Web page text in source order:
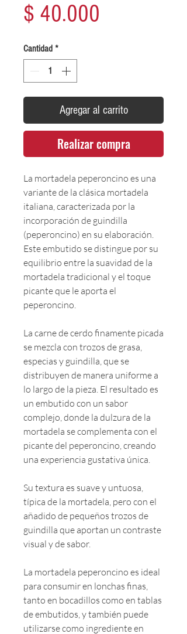
$ 40.000
Cantidad *
Agregar al carrito
Realizar compra
La mortadela peperoncino es una
variante de la clásica mortadela
italiana, caracterizada por la
incorporación de guindilla
(peperoncino) en su elaboración.
Este embutido se distingue por su
equilibrio entre la suavidad de la
mortadela tradicional y el toque
picante que le aporta el
peperoncino.
La carne de cerdo finamente picada
se mezcla con trozos de grasa,
especias y guindilla, que se
distribuyen de manera uniforme a
lo largo de la pieza. El resultado es
un embutido con un sabor
complejo, donde la dulzura de la
mortadela se complementa con el
picante del peperoncino, creando
una experiencia gustativa única.
Su textura es suave y untuosa,
típica de la mortadela, pero con el
añadido de pequeños trozos de
guindilla que aportan un contraste
visual y de sabor.
La mortadela peperoncino es ideal
para consumir en lonchas finas,
tanto en bocadillos como en tablas
de embutidos, y también puede
utilizarse como ingrediente en